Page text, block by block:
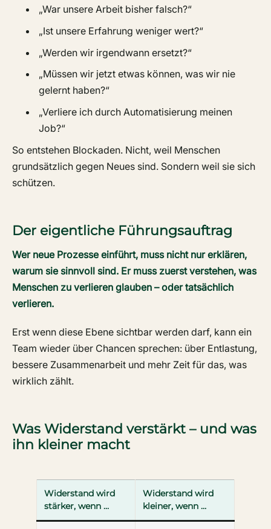
„War unsere Arbeit bisher falsch?“
„Ist unsere Erfahrung weniger wert?“
„Werden wir irgendwann ersetzt?“
„Müssen wir jetzt etwas können, was wir nie
gelernt haben?“
„Verliere ich durch Automatisierung meinen
Job?“
So entstehen Blockaden. Nicht, weil Menschen
grundsätzlich gegen Neues sind. Sondern weil sie sich
schützen.
Der eigentliche Führungsauftrag
Wer neue Prozesse einführt, muss nicht nur erklären,
warum sie sinnvoll sind. Er muss zuerst verstehen, was
Menschen zu verlieren glauben – oder tatsächlich
verlieren.
Erst wenn diese Ebene sichtbar werden darf, kann ein
Team wieder über Chancen sprechen: über Entlastung,
bessere Zusammenarbeit und mehr Zeit für das, was
wirklich zählt.
Was Widerstand verstärkt – und was
ihn kleiner macht
Widerstand wird
stärker, wenn …
Widerstand wird
kleiner, wenn …